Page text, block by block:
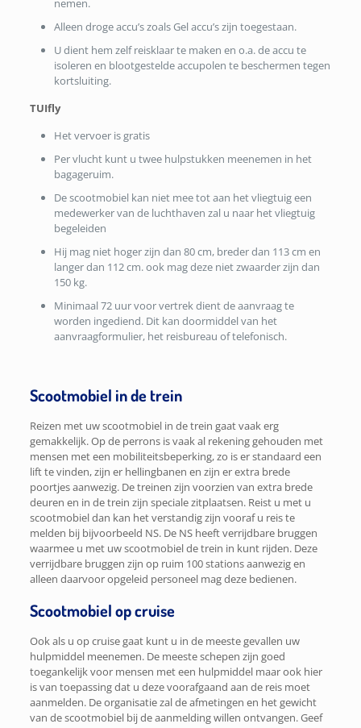
Alleen droge accu’s zoals Gel accu’s zijn toegestaan.
U dient hem zelf reisklaar te maken en o.a. de accu te
isoleren en blootgestelde accupolen te beschermen tegen
kortsluiting.
TUIfly
Het vervoer is gratis
Per vlucht kunt u twee hulpstukken meenemen in het
bagageruim.
De scootmobiel kan niet mee tot aan het vliegtuig een
medewerker van de luchthaven zal u naar het vliegtuig
begeleiden
Hij mag niet hoger zijn dan 80 cm, breder dan 113 cm en
langer dan 112 cm. ook mag deze niet zwaarder zijn dan
150 kg.
Minimaal 72 uur voor vertrek dient de aanvraag te
worden ingediend. Dit kan doormiddel van het
aanvraagformulier, het reisbureau of telefonisch.
Scootmobiel in de trein
Reizen met uw scootmobiel in de trein gaat vaak erg
gemakkelijk. Op de perrons is vaak al rekening gehouden met
mensen met een mobiliteitsbeperking, zo is er standaard een
lift te vinden, zijn er hellingbanen en zijn er extra brede
poortjes aanwezig. De treinen zijn voorzien van extra brede
deuren en in de trein zijn speciale zitplaatsen. Reist u met u
scootmobiel dan kan het verstandig zijn vooraf u reis te
melden bij bijvoorbeeld NS. De NS heeft verrijdbare bruggen
waarmee u met uw scootmobiel de trein in kunt rijden. Deze
verrijdbare bruggen zijn op ruim 100 stations aanwezig en
alleen daarvoor opgeleid personeel mag deze bedienen.
Scootmobiel op cruise
Ook als u op cruise gaat kunt u in de meeste gevallen uw
hulpmiddel meenemen. De meeste schepen zijn goed
toegankelijk voor mensen met een hulpmiddel maar ook hier
is van toepassing dat u deze voorafgaand aan de reis moet
aanmelden. De organisatie zal de afmetingen en het gewicht
van de scootmobiel bij de aanmelding willen ontvangen. Geef